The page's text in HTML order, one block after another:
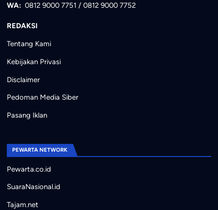
WA: 0812 9000 7751 / 0812 9000 7752
REDAKSI
Tentang Kami
Kebijakan Privasi
Disclaimer
Pedoman Media Siber
Pasang Iklan
PEWARTA NETWORK
Pewarta.co.id
SuaraNasional.id
Tajam.net